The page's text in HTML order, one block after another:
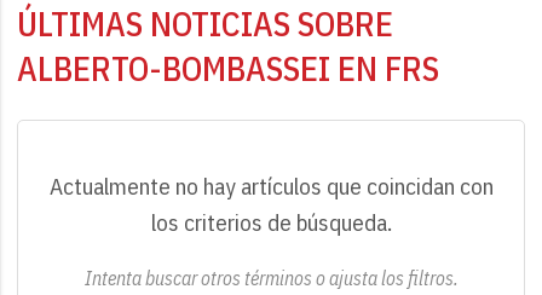
ÚLTIMAS NOTICIAS SOBRE
ALBERTO-BOMBASSEI EN FRS
Actualmente no hay artículos que coincidan con
los criterios de búsqueda.
Intenta buscar otros términos o ajusta los filtros.